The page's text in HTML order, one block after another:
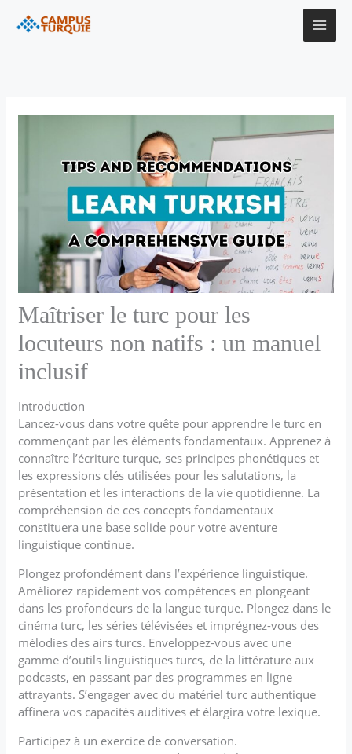
Maîtriser le turc pour les
locuteurs non natifs : un manuel
inclusif
Introduction
Lancez-vous dans votre quête pour apprendre le turc en
commençant par les éléments fondamentaux. Apprenez à
connaître l’écriture turque, ses principes phonétiques et
les expressions clés utilisées pour les salutations, la
présentation et les interactions de la vie quotidienne. La
compréhension de ces concepts fondamentaux
constituera une base solide pour votre aventure
linguistique continue.
Plongez profondément dans l’expérience linguistique.
Améliorez rapidement vos compétences en plongeant
dans les profondeurs de la langue turque. Plongez dans le
cinéma turc, les séries télévisées et imprégnez-vous des
mélodies des airs turcs. Enveloppez-vous avec une
gamme d’outils linguistiques turcs, de la littérature aux
podcasts, en passant par des programmes en ligne
attrayants. S’engager avec du matériel turc authentique
affinera vos capacités auditives et élargira votre lexique.
Participez à un exercice de conversation.